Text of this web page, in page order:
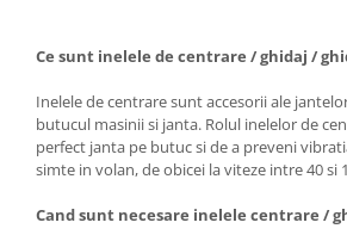
Ce sunt inelele de centrare / ghidaj /
Inelele de centrare sunt accesorii ale
butucul masinii si janta. Rolul inelelor de
perfect janta pe butuc si de a preveni
simte in volan, de obicei la viteze intre 40 si
Cand sunt necesare inelele centrare /